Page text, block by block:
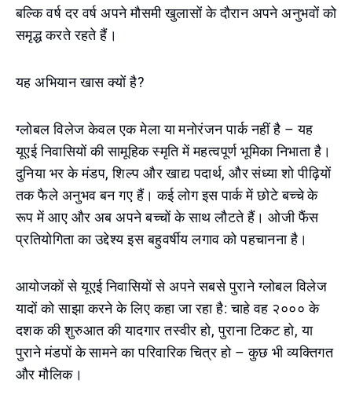
बल्कि वर्ष दर वर्ष अपने मौसमी खुलासों के दौरान अपने अनुभवों को
समृद्ध करते रहते हैं।
यह अभियान खास क्यों है?
ग्लोबल विलेज केवल एक मेला या मनोरंजन पार्क नहीं है – यह
यूएई निवासियों की सामूहिक स्मृति में महत्वपूर्ण भूमिका निभाता है।
दुनिया भर के मंडप, शिल्प और खाद्य पदार्थ, और संध्या शो पीढ़ियों
तक फैले अनुभव बन गए हैं। कई लोग इस पार्क में छोटे बच्चे के
रूप में आए और अब अपने बच्चों के साथ लौटते हैं। ओजी फैंस
प्रतियोगिता का उद्देश्य इस बहुवर्षीय लगाव को पहचानना है।
आयोजकों से यूएई निवासियों से अपने सबसे पुराने ग्लोबल विलेज
यादों को साझा करने के लिए कहा जा रहा है: चाहे वह २००० के
दशक की शुरुआत की यादगार तस्वीर हो, पुराना टिकट हो, या
पुराने मंडपों के सामने का परिवारिक चित्र हो – कुछ भी व्यक्तिगत
और मौलिक।